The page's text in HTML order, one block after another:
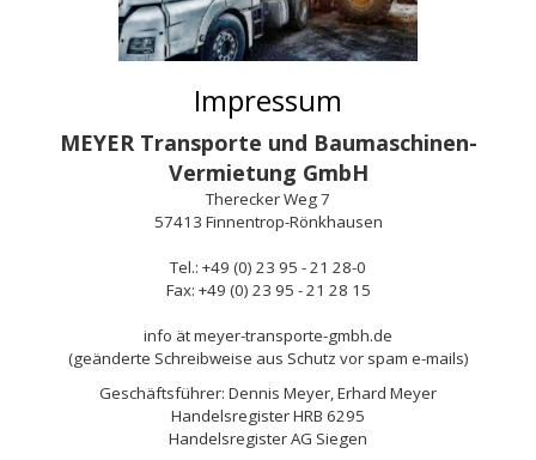
Impressum
MEYER Transporte und Baumaschinen-
Vermietung GmbH
Therecker Weg 7
57413 Finnentrop-Rönkhausen
Tel.: +49 (0) 23 95 - 21 28-0
Fax: +49 (0) 23 95 - 21 28 15
info ät meyer-transporte-gmbh.de
(geänderte Schreibweise aus Schutz vor spam e-mails)
Geschäftsführer: Dennis Meyer, Erhard Meyer
Handelsregister HRB 6295
Handelsregister AG Siegen